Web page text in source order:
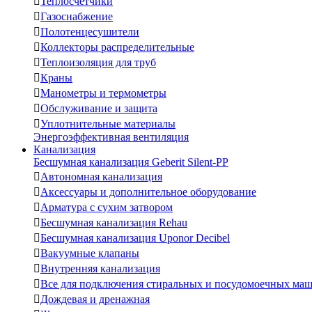
Газоснабжение
Полотенцесушители
Коллекторы распределительные
Теплоизоляция для труб
Краны
Манометры и термометры
Обслуживание и защита
Уплотнительные материалы
Энергоэффективная вентиляция
Канализация
Бесшумная канализация Geberit Silent-PP
Автономная канализация
Аксессуары и дополнительное оборудование
Арматура с сухим затвором
Бесшумная канализация Rehau
Бесшумная канализация Uponor Decibel
Вакуумные клапаны
Внутренняя канализация
Все для подключения стиральных и посудомоечных
Дождевая и дренажная